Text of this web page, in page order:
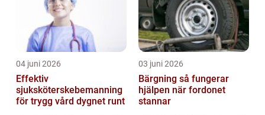
04 juni 2026
Effektiv
sjuksköterskebemanning
för trygg vård dygnet runt
03 juni 2026
Bärgning så fungerar
hjälpen när fordonet
stannar